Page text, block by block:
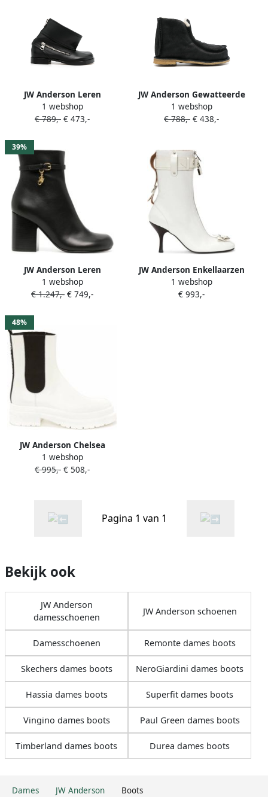
Dames JW Anderson Boots
JW Anderson Leren
enkellaarzen Zwart
1 webshop
€ 789,- € 473,-
JW Anderson Gewatteerde
enkellaarzen Zwart
1 webshop
€ 788,- € 438,-
39%
JW Anderson Leren
enkellaarzen Zwart
1 webshop
€ 1.247,- € 749,-
JW Anderson Enkellaarzen
met slot Wit
1 webshop
€ 993,-
48%
JW Anderson Chelsea
laarzen met logoprint Wit
1 webshop
€ 995,- € 508,-
Pagina 1 van 1
Bekijk ook
JW Anderson
damesschoenen
JW Anderson schoenen
Damesschoenen Remonte dames boots
Skechers dames boots NeroGiardini dames boots
Hassia dames boots Superfit dames boots
Vingino dames boots Paul Green dames boots
Timberland dames boots Durea dames boots